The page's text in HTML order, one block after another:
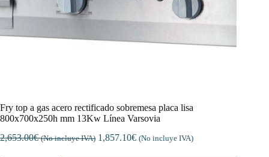
Fry top a gas acero rectificado sobremesa placa lisa
800x700x250h mm 13Kw Línea Varsovia
2,653.00€ (No incluye IVA) 1,857.10€ (No incluye IVA)